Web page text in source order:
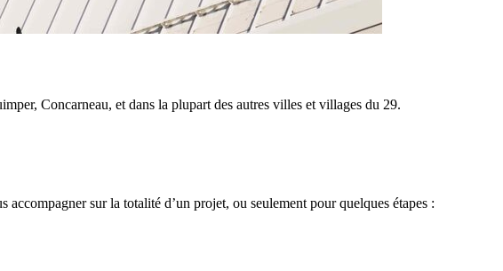
Concarneau, et dans la plupart des autres villes et villages du 29.
sur la totalité d’un projet, ou seulement pour quelques étapes :